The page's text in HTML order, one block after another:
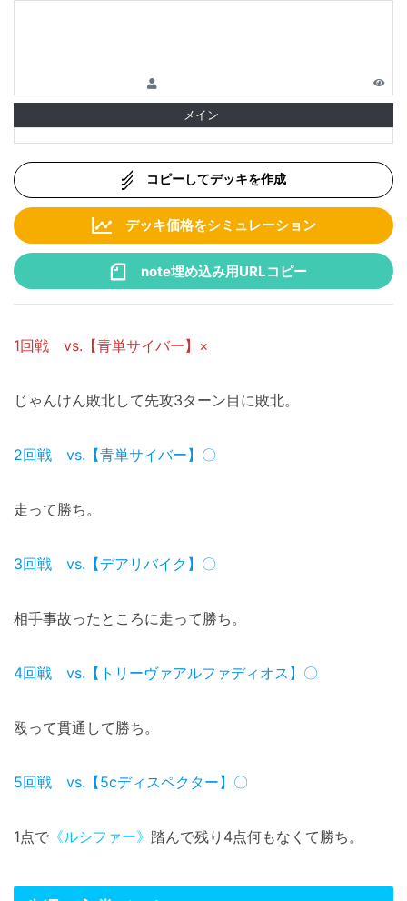
メイン
コピーしてデッキを作成
デッキ価格をシミュレーション
note埋め込み用URLコピー
1回戦 vs.【青単サイバー】×
じゃんけん敗北して先攻3ターン目に敗北。
2回戦 vs.【青単サイバー】〇
走って勝ち。
3回戦 vs.【デアリバイク】〇
相手事故ったところに走って勝ち。
4回戦 vs.【トリーヴァアルファディオス】〇
殴って貫通して勝ち。
5回戦 vs.【5cディスペクター】〇
1点で 《ルシファー》 踏んで残り4点何もなくて勝ち。